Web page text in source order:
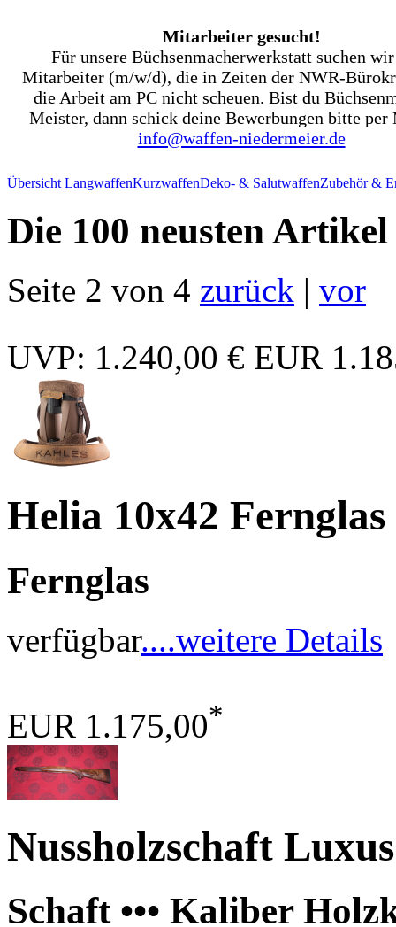
Mitarbeiter gesucht!
Für unsere Büchsenmacherwerkstatt suchen wir
Mitarbeiter (m/w/d), die in Zeiten der NWR-
die Arbeit am PC nicht scheuen. Bist du
Meister, dann schick deine Bewerbungen bitte
info@waffen-niedermeier.de
Übersicht LangwaffenKurzwaffenDeko- & SalutwaffenZubehör &
Die 100 neusten Artikel
Seite 2 von 4 zurück | vor
UVP: 1.240,00 € EUR
Helia 10x42
Fernglas
verfügbar....weitere Details
EUR 1.175,00*
Nussholzschaft
Schaft ••• Kaliber